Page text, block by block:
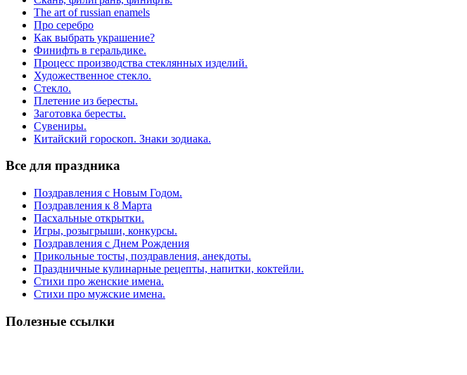
The art of russian enamels
Про серебро
Как выбрать украшение?
Финифть в геральдике.
Процесс производства стеклянных изделий.
Художественное стекло.
Стекло.
Плетение из бересты.
Заготовка бересты.
Сувениры.
Китайский гороскоп. Знаки зодиака.
Все для праздника
Поздравления с Новым Годом.
Поздравления к 8 Марта
Пасхальные открытки.
Игры, розыгрыши, конкурсы.
Поздравления с Днем Рождения
Прикольные тосты, поздравления, анекдоты.
Праздничные кулинарные рецепты, напитки, коктейли.
Стихи про женские имена.
Стихи про мужские имена.
Полезные ссылки